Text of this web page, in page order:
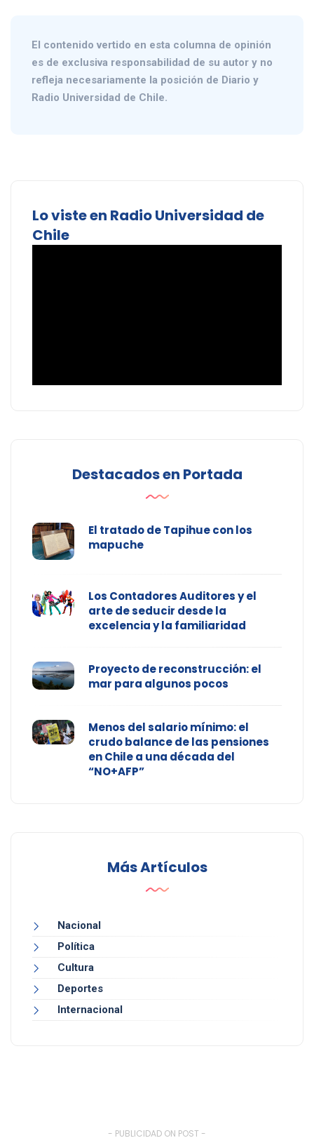
El contenido vertido en esta columna de opinión
es de exclusiva responsabilidad de su autor y no
refleja necesariamente la posición de Diario y
Radio Universidad de Chile.
Lo viste en Radio Universidad de
Chile
Destacados en Portada
El tratado de Tapihue con los
mapuche
Los Contadores Auditores y el
arte de seducir desde la
excelencia y la familiaridad
Proyecto de reconstrucción: el
mar para algunos pocos
Menos del salario mínimo: el
crudo balance de las pensiones
en Chile a una década del
“NO+AFP”
Más Artículos
Nacional
Política
Cultura
Deportes
Internacional
- PUBLICIDAD ON POST -